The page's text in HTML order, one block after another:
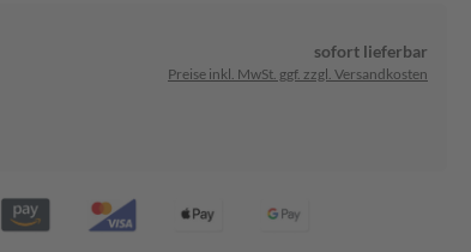
sofort lieferbar
Preise inkl. MwSt. ggf. zzgl. Versandkosten